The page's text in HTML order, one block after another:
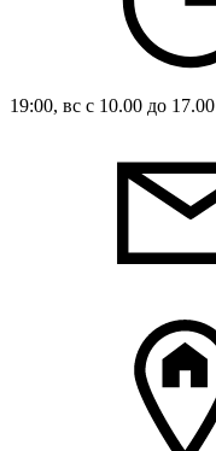
19:00, вс с 10.00 до 17.00